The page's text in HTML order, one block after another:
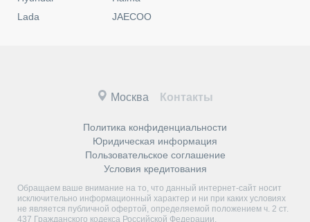
Lada
JAECOO
Обращаем ваше внимание на то, что данный интернет-сайт носит
исключительно информационный характер и ни при каких условиях
не является публичной офертой, определяемой положением ч. 2 ст.
437 Гражданского кодекса Российской Федерации.
Политика конфиденциальности
Юридическая информация
Пользовательское соглашение
Условия кредитования
Москва Контакты